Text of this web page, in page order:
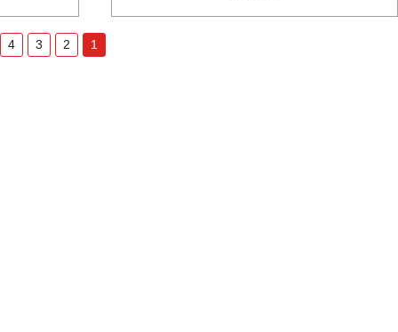
1
2
3
4